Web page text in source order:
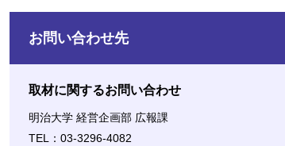
お問い合わせ先
取材に関するお問い合わせ
明治大学 経営企画部 広報課
TEL：03-3296-4082